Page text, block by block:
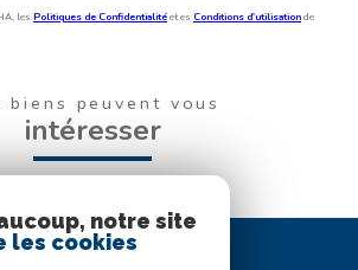
les Politiques de Confidentialitéet es Conditions d'utilisationde
biens peuvent vous
intéresser
Se
notre site
les cookies